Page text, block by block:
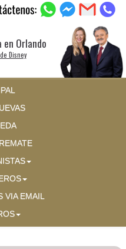
en Orlando
Disney
VIA EMAIL